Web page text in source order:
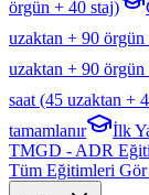
örgün + 40 staj)
uzaktan + 90 örgün
uzaktan + 90 örgün
saat (45 uzaktan +
tamamlanır
İlk
TMGD - ADR
Tüm Eğitimleri